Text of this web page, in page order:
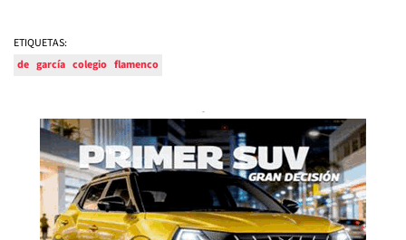
ETIQUETAS:
de garcía colegio flamenco